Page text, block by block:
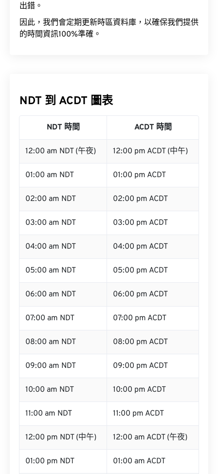
出錯。
因此，我們會定期更新時區資料庫，以確保我們提供
的時間資訊100%準確。
NDT 到 ACDT 圖表
NDT 時間 ACDT 時間
12:00 am NDT (午夜) 12:00 pm ACDT (中午)
01:00 am NDT 01:00 pm ACDT
02:00 am NDT 02:00 pm ACDT
03:00 am NDT 03:00 pm ACDT
04:00 am NDT 04:00 pm ACDT
05:00 am NDT 05:00 pm ACDT
06:00 am NDT 06:00 pm ACDT
07:00 am NDT 07:00 pm ACDT
08:00 am NDT 08:00 pm ACDT
09:00 am NDT 09:00 pm ACDT
10:00 am NDT 10:00 pm ACDT
11:00 am NDT 11:00 pm ACDT
12:00 pm NDT (中午) 12:00 am ACDT (午夜)
01:00 pm NDT 01:00 am ACDT